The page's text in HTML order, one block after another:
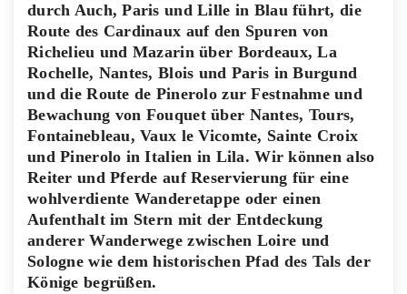
durch Auch, Paris und Lille in Blau führt, die
Route des Cardinaux auf den Spuren von
Richelieu und Mazarin über Bordeaux, La
Rochelle, Nantes, Blois und Paris in Burgund
und die Route de Pinerolo zur Festnahme und
Bewachung von Fouquet über Nantes, Tours,
Fontainebleau, Vaux le Vicomte, Sainte Croix
und Pinerolo in Italien in Lila. Wir können also
Reiter und Pferde auf Reservierung für eine
wohlverdiente Wanderetappe oder einen
Aufenthalt im Stern mit der Entdeckung
anderer Wanderwege zwischen Loire und
Sologne wie dem historischen Pfad des Tals der
Könige begrüßen.